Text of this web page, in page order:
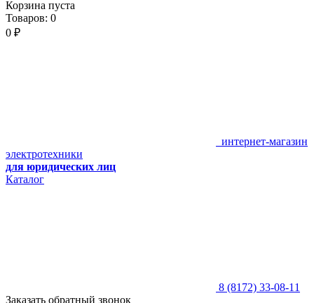
Корзина пуста
Товаров: 0
0 ₽
интернет-магазин
электротехники
для юридических лиц
Каталог
8 (8172) 33-08-11
Заказать обратный звонок